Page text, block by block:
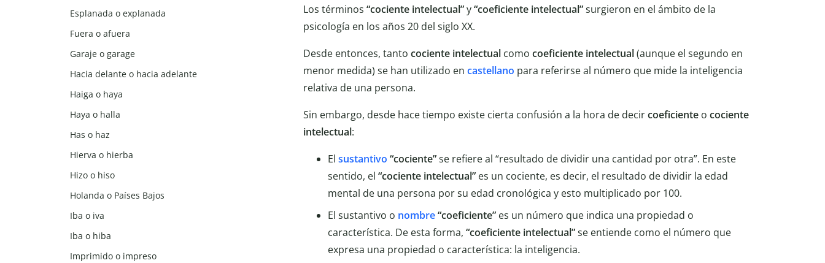
Los términos “cociente intelectual”y“coeficiente intelectual”surgieron en el ámbito de la
psicología en los años 20 del siglo XX.
Desde entonces, tanto cociente intelectual como coeficiente intelectual(aunque el segundo en
menor medida) se han utilizado en castellano para referirse al número que mide la inteligencia
relativa de una persona.
Sin embargo, desde hace tiempo existe cierta confusión a la hora de decircoeficiente o cociente
intelectual:
El sustantivo “cociente”se refiere al “resultado de dividir una cantidad por otra”. En este
sentido, el “cociente intelectual” es un cociente, es decir, el resultado de dividir la edad
mental de una persona por su edad cronológica y esto multiplicado por 100.
El sustantivo o nombre“coeficiente” es un número que indica una propiedad o
característica. De esta forma, “coeficiente intelectual”se entiende como el número que
expresa una propiedad o característica: la inteligencia.
Esplanada o explanada
Fuera o afuera
Garaje o garage
Hacia delante o hacia adelante
Haiga o haya
Haya o halla
Has o haz
Hierva o hierba
Hizo o hiso
Holanda o Países Bajos
Iba o iva
Iba o hiba
Imprimido o impreso